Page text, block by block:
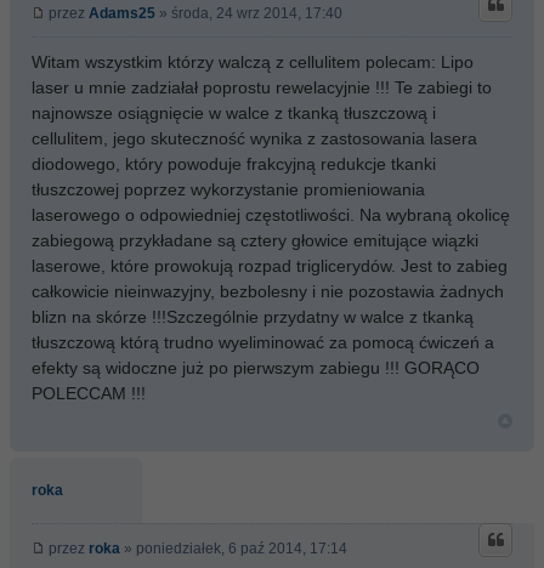
przez Adams25 » środa, 24 wrz 2014, 17:40
Witam wszystkim którzy walczą z cellulitem polecam: Lipo
laser u mnie zadziałał poprostu rewelacyjnie !!! Te zabiegi to
najnowsze osiągnięcie w walce z tkanką tłuszczową i
cellulitem, jego skuteczność wynika z zastosowania lasera
diodowego, który powoduje frakcyjną redukcje tkanki
tłuszczowej poprzez wykorzystanie promieniowania
laserowego o odpowiedniej częstotliwości. Na wybraną okolicę
zabiegową przykładane są cztery głowice emitujące wiązki
laserowe, które prowokują rozpad triglicerydów. Jest to zabieg
całkowicie nieinwazyjny, bezbolesny i nie pozostawia żadnych
blizn na skórze !!!Szczególnie przydatny w walce z tkanką
tłuszczową którą trudno wyeliminować za pomocą ćwiczeń a
efekty są widoczne już po pierwszym zabiegu !!! GORĄCO
POLECCAM !!!
roka
przez roka » poniedziałek, 6 paź 2014, 17:14